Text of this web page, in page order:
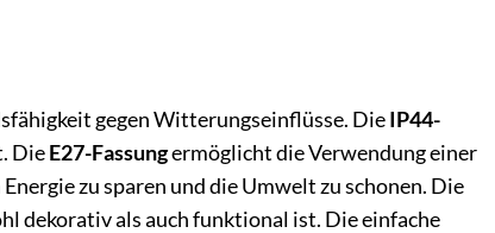
gegen Witterungseinflüsse. DieIP44-
DieE27-Fassungermöglicht die Verwendung einer
zu sparen und die Umwelt zu schonen. Die
dekorativ als auch funktional ist. Die einfache